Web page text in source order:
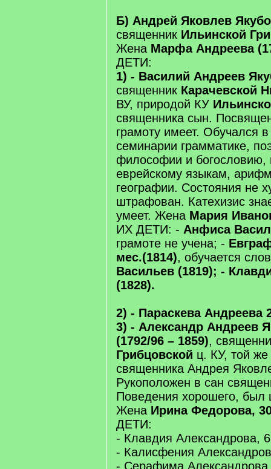
Б) Андрей Яковлев
священник Ильинской
Жена Марфа Андреева
ДЕТИ:
1) - Василий Андреев
священник Карачевской
ВУ, природой КУ
священника сын.
грамоту имеет. Обучался
семинарии грамматике,
философии и богословию,
еврейскому языкам,
географии. Состояния не
штрафован. Катехизис
умеет. Жена Мария
ИХ ДЕТИ: - Анфиса
грамоте не учена; -
мес.(1814), обучается
Васильев (1819); -
(1828).
2) - Параскева Андреева
3) - Александр Андреев
(1792/96 – 1859),
Грибцовской ц. КУ, той
священника Андрея
Рукоположен в сан
Поведения хорошего, был
Жена Ирина Федорова,
ДЕТИ:
- Клавдия Александрова,
- Калисфения
- Серафима Александрова